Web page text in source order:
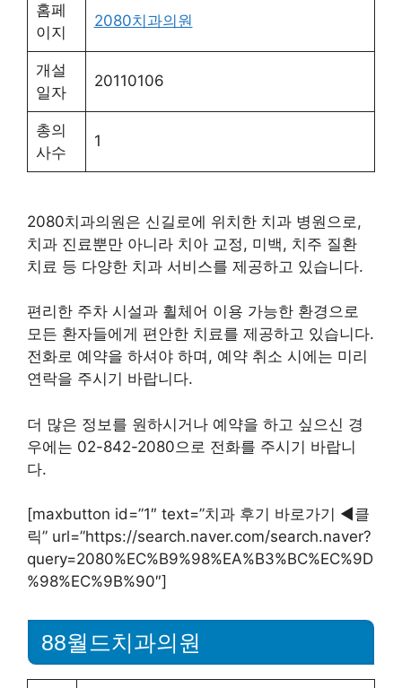
홈페
이지
2080치과의원
개설
일자
20110106
총의
사수
1
2080치과의원은 신길로에 위치한 치과 병원으로,
치과 진료뿐만 아니라 치아 교정, 미백, 치주 질환
치료 등 다양한 치과 서비스를 제공하고 있습니다.
편리한 주차 시설과 휠체어 이용 가능한 환경으로
모든 환자들에게 편안한 치료를 제공하고 있습니다.
전화로 예약을 하셔야 하며, 예약 취소 시에는 미리
연락을 주시기 바랍니다.
더 많은 정보를 원하시거나 예약을 하고 싶으신 경
우에는 02-842-2080으로 전화를 주시기 바랍니
다.
[maxbutton id=”1″ text=”치과 후기 바로가기 ◀︎클
릭” url=”https://search.naver.com/search.naver?
query=2080%EC%B9%98%EA%B3%BC%EC%9D
%98%EC%9B%90″]
88월드치과의원